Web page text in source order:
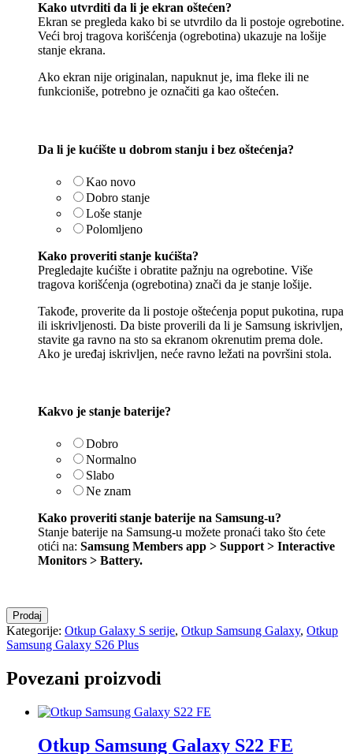
Kako utvrditi da li je ekran oštećen?
Ekran se pregleda kako bi se utvrdilo da li postoje ogrebotine.
Veći broj tragova korišćenja (ogrebotina) ukazuje na lošije
stanje ekrana.
Ako ekran nije originalan, napuknut je, ima fleke ili ne
funkcioniše, potrebno je označiti ga kao oštećen.
Da li je kućište u dobrom stanju i bez oštećenja?
Kao novo
Dobro stanje
Loše stanje
Polomljeno
Kako proveriti stanje kućišta?
Pregledajte kućište i obratite pažnju na ogrebotine. Više
tragova korišćenja (ogrebotina) znači da je stanje lošije.
Takođe, proverite da li postoje oštećenja poput pukotina, rupa
ili iskrivljenosti. Da biste proverili da li je Samsung iskrivljen,
stavite ga ravno na sto sa ekranom okrenutim prema dole.
Ako je uređaj iskrivljen, neće ravno ležati na površini stola.
Kakvo je stanje baterije?
Dobro
Normalno
Slabo
Ne znam
Kako proveriti stanje baterije na Samsung-u?
Stanje baterije na Samsung-u možete pronaći tako što ćete
otići na: Samsung Members app > Support > Interactive
Monitors > Battery.
Otkup
Samsung
Galaxy
Plus
količina
Prodaj
Kategorije: Otkup Galaxy S serije, Otkup Samsung Galaxy, Otkup
Samsung Galaxy S26 Plus
Povezani proizvodi
Otkup Samsung Galaxy S22 FE